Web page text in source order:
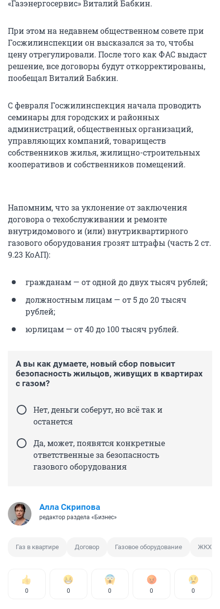
«Газэнергосервис» Виталий Бабкин.
При этом на недавнем общественном совете при
Госжилинспекции он высказался за то, чтобы
цену отрегулировали. После того как ФАС выдаст
решение, все договоры будут откорректированы,
пообещал Виталий Бабкин.
С февраля Госжилинспекция начала проводить
семинары для городских и районных
администраций, общественных организаций,
управляющих компаний, товариществ
собственников жилья, жилищно-строительных
кооперативов и собственников помещений.
Напомним, что за уклонение от заключения
договора о техобслуживании и ремонте
внутридомового и (или) внутриквартирного
газового оборудования грозят штрафы (часть 2 ст.
9.23 КоАП):
гражданам — от одной до двух тысяч рублей;
должностным лицам — от 5 до 20 тысяч
рублей;
юрлицам — от 40 до 100 тысяч рублей.
А вы как думаете, новый сбор повысит
безопасность жильцов, живущих в квартирах
с газом?
Нет, деньги соберут, но всё так и
останется
Да, может, появятся конкретные
ответственные за безопасность
газового оборудования
Алла Скрипова
редактор раздела «Бизнес»
Газ в квартире Договор Газовое оборудование ЖКХ
0 0 0 0 0